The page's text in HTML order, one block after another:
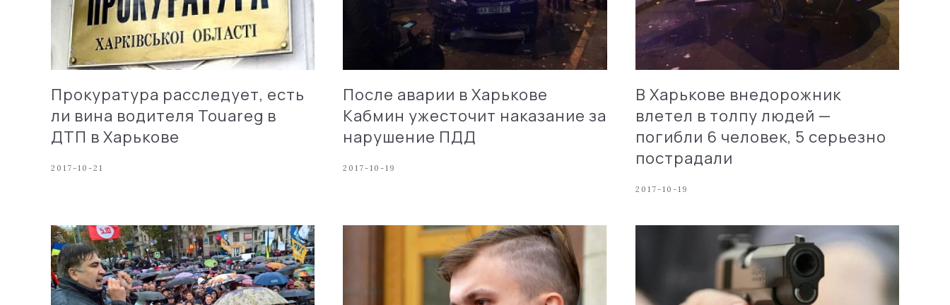
Прокуратура расследует, есть
ли вина водителя Touareg в
ДТП в Харькове
2017-10-21
После аварии в Харькове
Кабмин ужесточит наказание за
нарушение ПДД
2017-10-19
В Харькове внедорожник
влетел в толпу людей —
погибли 6 человек, 5 серьезно
пострадали
2017-10-19